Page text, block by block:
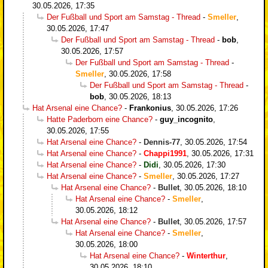
30.05.2026, 17:35
Der Fußball und Sport am Samstag - Thread - Smeller
30.05.2026, 17:47
Der Fußball und Sport am Samstag - Thread - bob
30.05.2026, 17:57
Der Fußball und Sport am Samstag - Thread -
Smeller 30.05.2026, 17:58
Der Fußball und Sport am Samstag - Thread -
bob 30.05.2026, 18:13
Hat Arsenal eine Chance? - Frankonius 30.05.2026, 17:26
Hatte Paderborn eine Chance? - guy_incognito
30.05.2026, 17:55
Hat Arsenal eine Chance? - Dennis-77 30.05.2026, 17:54
Hat Arsenal eine Chance? - Chappi1991 30.05.2026, 17:31
Hat Arsenal eine Chance? - Didi 30.05.2026, 17:30
Hat Arsenal eine Chance? - Smeller 30.05.2026, 17:27
Hat Arsenal eine Chance? - Bullet 30.05.2026, 18:10
Hat Arsenal eine Chance? - Smeller
30.05.2026, 18:12
Hat Arsenal eine Chance? - Bullet 30.05.2026, 17:57
Hat Arsenal eine Chance? - Smeller
30.05.2026, 18:00
Hat Arsenal eine Chance? - Winterthur